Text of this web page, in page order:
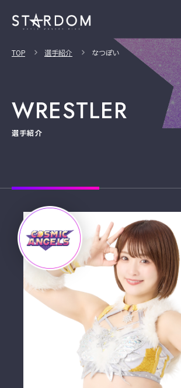
TOP 選手紹介 なつぽい
WRESTLER
選手紹介